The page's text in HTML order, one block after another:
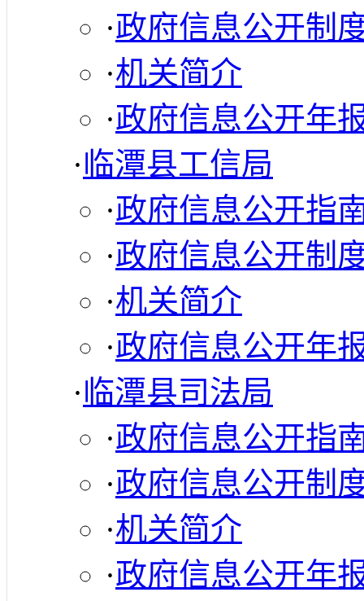
·政府信息公开制
·机关简介
·政府信息公开年
·临潭县工信局
·政府信息公开指
·政府信息公开制
·机关简介
·政府信息公开年
·临潭县司法局
·政府信息公开指
·政府信息公开制
·机关简介
·政府信息公开年